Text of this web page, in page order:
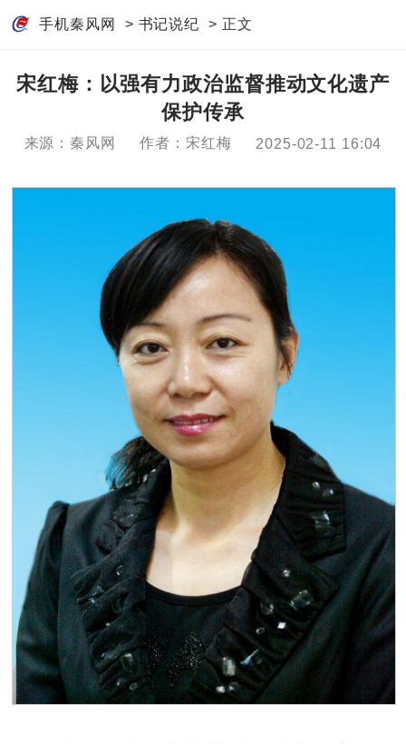
手机秦风网 > 书记说纪 > 正文
宋红梅：以强有力政治监督推动文化遗产
保护传承
来源：秦风网 作者：宋红梅 2025-02-11 16:04